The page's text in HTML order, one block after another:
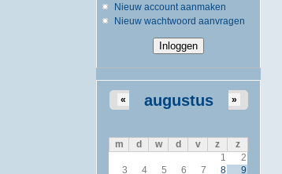
Nieuw account aanmaken
Nieuw wachtwoord aanvragen
augustus
« »
m d w d v z
z
1
2
3
4 5 6 7 8
9